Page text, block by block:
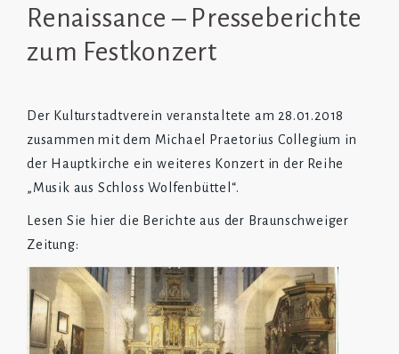
Renaissance – Presseberichte
zum Festkonzert
Der Kulturstadtverein veranstaltete am 28.01.2018
zusammen mit dem Michael Praetorius Collegium in
der Hauptkirche ein weiteres Konzert in der Reihe
„Musik aus Schloss Wolfenbüttel“.
Lesen Sie hier die Berichte aus der Braunschweiger
Zeitung: